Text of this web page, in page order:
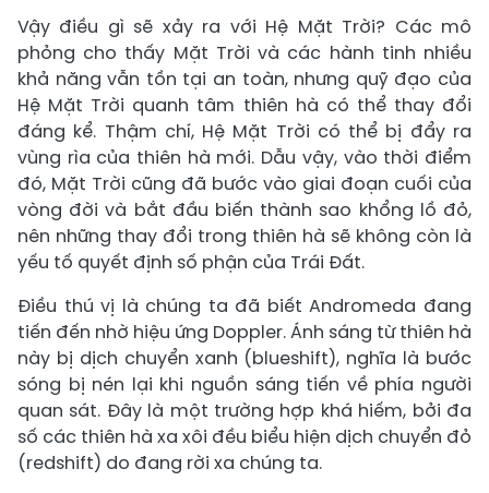
Vậy điều gì sẽ xảy ra với Hệ Mặt Trời? Các mô
phỏng cho thấy Mặt Trời và các hành tinh nhiều
khả năng vẫn tồn tại an toàn, nhưng quỹ đạo của
Hệ Mặt Trời quanh tâm thiên hà có thể thay đổi
đáng kể. Thậm chí, Hệ Mặt Trời có thể bị đẩy ra
vùng rìa của thiên hà mới. Dẫu vậy, vào thời điểm
đó, Mặt Trời cũng đã bước vào giai đoạn cuối của
vòng đời và bắt đầu biến thành sao khổng lồ đỏ,
nên những thay đổi trong thiên hà sẽ không còn là
yếu tố quyết định số phận của Trái Đất.
Điều thú vị là chúng ta đã biết Andromeda đang
tiến đến nhờ hiệu ứng Doppler. Ánh sáng từ thiên hà
này bị dịch chuyển xanh (blueshift), nghĩa là bước
sóng bị nén lại khi nguồn sáng tiến về phía người
quan sát. Đây là một trường hợp khá hiếm, bởi đa
số các thiên hà xa xôi đều biểu hiện dịch chuyển đỏ
(redshift) do đang rời xa chúng ta.